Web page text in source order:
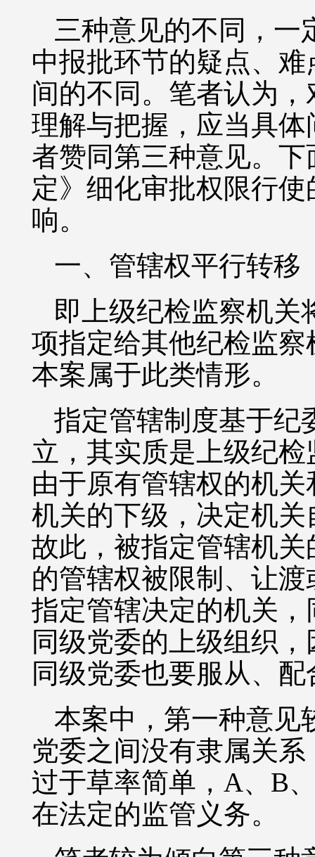
三种意见的不同，一
中报批环节的疑点、
间的不同。笔者认为
理解与把握，应当具
者赞同第三种意见。
定》细化审批权限行
响。
一、管辖权平行转移
即上级纪检监察机关
项指定给其他纪检监
本案属于此类情形。
指定管辖制度基于纪
立，其实质是上级纪
由于原有管辖权的机
机关的下级，决定机
故此，被指定管辖机
的管辖权被限制、让
指定管辖决定的机关
同级党委的上级组织
同级党委也要服从、
本案中，第一种意见
党委之间没有隶属关
过于草率简单，A、B
在法定的监管义务。